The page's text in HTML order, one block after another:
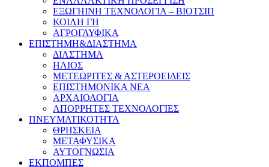
ΕΞΩΓΗΙΝΗ ΤΕΧΝΟΛΟΓΙΑ – ΒΙΟΤΣΙΠ
ΚΟΙΛΗ ΓΗ
ΑΓΡΟΓΛΥΦΙΚΑ
ΕΠΙΣΤΗΜΗ&ΔΙΑΣΤΗΜΑ
ΔΙΑΣΤΗΜΑ
ΗΛΙΟΣ
ΜΕΤΕΩΡΙΤΕΣ & ΑΣΤΕΡΟΕΙΔΕΙΣ
ΕΠΙΣΤΗΜΟΝΙΚΑ ΝΕΑ
ΑΡΧΑΙΟΛΟΓΙΑ
ΑΠΟΡΡΗΤΕΣ ΤΕΧΝΟΛΟΓΙΕΣ
ΠΝΕΥΜΑΤΙΚΟΤΗΤΑ
ΘΡΗΣΚΕΙΑ
ΜΕΤΑΦΥΣΙΚΑ
ΑΥΤΟΓΝΩΣΙΑ
ΕΚΠΟΜΠΕΣ